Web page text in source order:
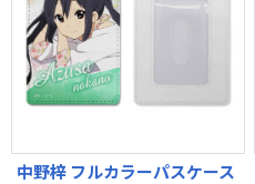
中野梓 フルカラーパスケース